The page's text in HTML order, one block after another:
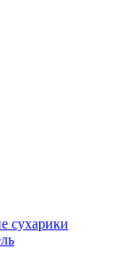
сухарики